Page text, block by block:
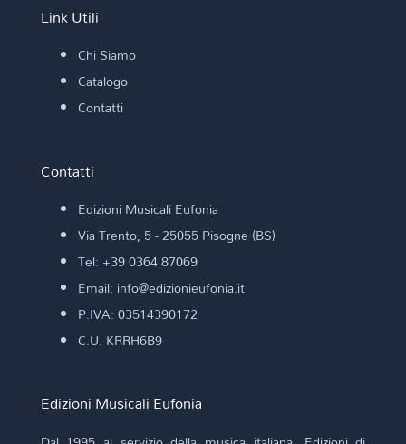
Link Utili
Chi Siamo
Catalogo
Contatti
Contatti
Edizioni Musicali Eufonia
Via Trento, 5 - 25055 Pisogne (BS)
Tel: +39 0364 87069
Email: info@edizionieufonia.it
P.IVA: 03514390172
C.U. KRRH6B9
Edizioni Musicali Eufonia